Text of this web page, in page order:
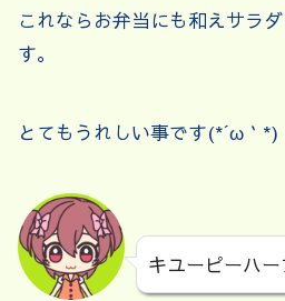
これならお弁当にも和えサラ
す。
とてもうれしい事です(*´ω｀*)
キユーピーハ